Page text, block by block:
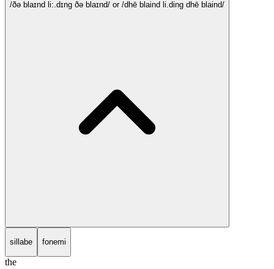
/ðə blaɪnd li:.dɪng ðə blaɪnd/ or /dhē blaind li.ding dhē blaind/
sillabe fonemi
the